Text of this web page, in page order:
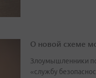
О новой схеме
Злоумышленники
«службу